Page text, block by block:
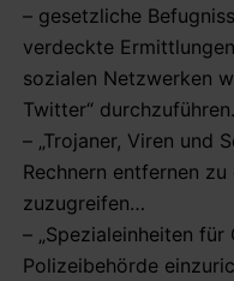
– gesetzliche
verdeckte
sozialen Netzwerken
Twitter“
– „Trojaner, Viren und
Rechnern entfernen
zuzugreifen…
– „Spezialeinheiten
Polizeibehörde